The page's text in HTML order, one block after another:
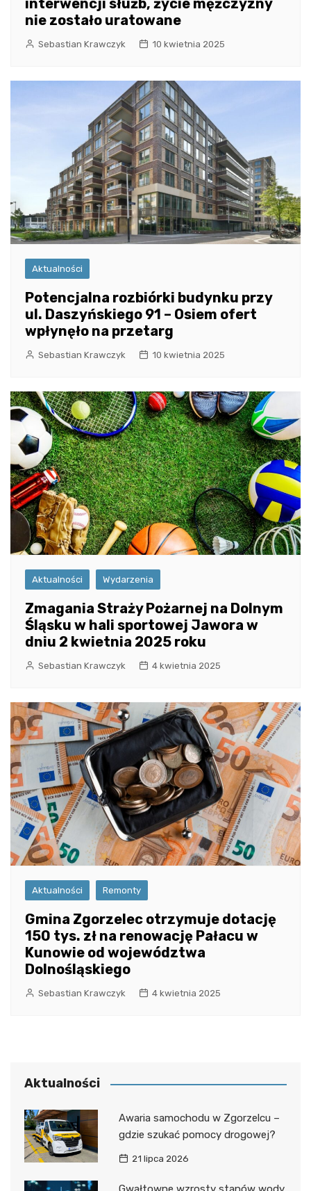
interwencji służb, życie mężczyzny
nie zostało uratowane
Sebastian Krawczyk 10 kwietnia 2025
Aktualności
Potencjalna rozbiórki budynku przy
ul. Daszyńskiego 91 – Osiem ofert
wpłynęło na przetarg
Sebastian Krawczyk 10 kwietnia 2025
Aktualności Wydarzenia
Zmagania Straży Pożarnej na Dolnym
Śląsku w hali sportowej Jawora w
dniu 2 kwietnia 2025 roku
Sebastian Krawczyk 4 kwietnia 2025
Aktualności Remonty
Gmina Zgorzelec otrzymuje dotację
150 tys. zł na renowację Pałacu w
Kunowie od województwa
Dolnośląskiego
Sebastian Krawczyk 4 kwietnia 2025
Aktualności
Awaria samochodu w Zgorzelcu –
gdzie szukać pomocy drogowej?
21 lipca 2026